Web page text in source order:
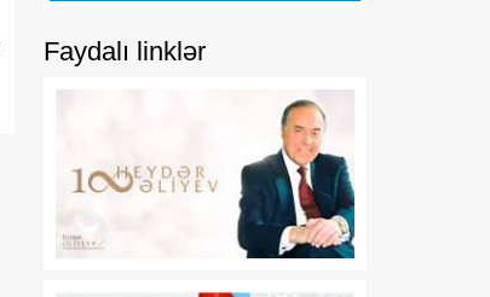
Cevdet Yılmaz: Türkiyənin
17:05
08 Avqust
XƏBƏRDARLIQ
16:59
08 Avqust
Faydalı linklər